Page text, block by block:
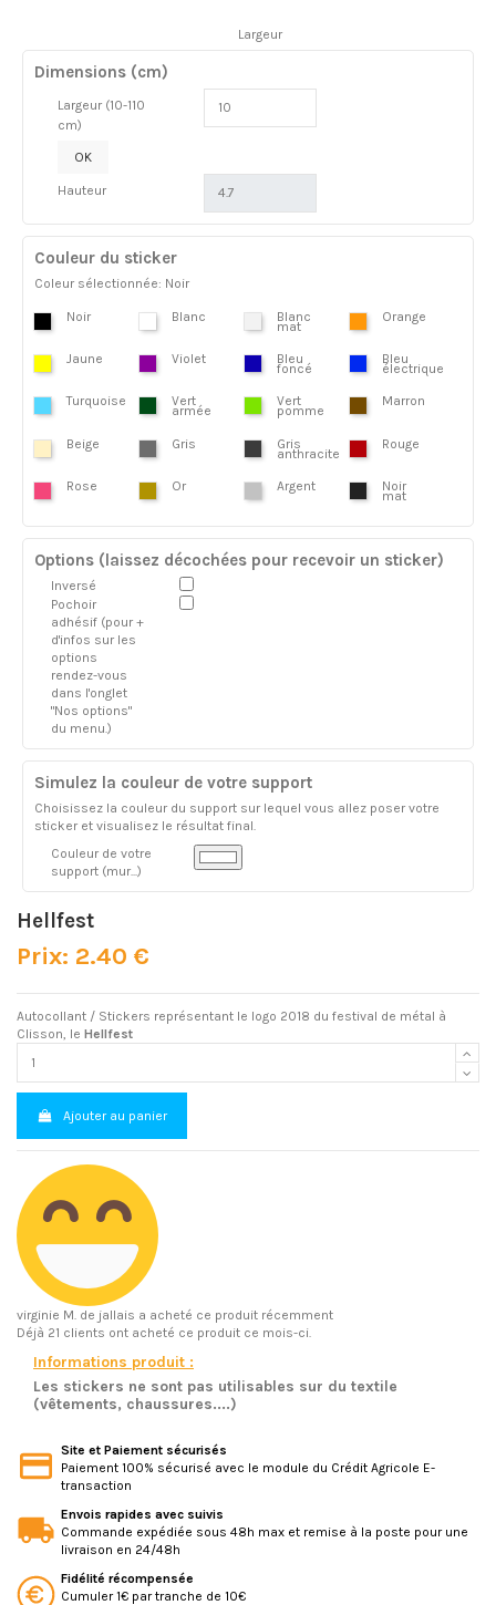
Largeur
Dimensions (cm)
Largeur (10-110
cm)
OK
Hauteur
Couleur du sticker
Coleur sélectionnée: Noir
Noir Blanc Blanc
mat
Orange
Jaune Violet Bleu
foncé
Bleu
électrique
Turquoise Vert
armée
Vert
pomme
Marron
Beige Gris Gris
anthracite
Rouge
Rose Or Argent Noir
mat
Options (laissez décochées pour recevoir un sticker)
Inversé
Pochoir
adhésif (pour +
d'infos sur les
options
rendez-vous
dans l'onglet
"Nos options"
du menu.)
Simulez la couleur de votre support
Choisissez la couleur du support sur lequel vous allez poser votre
sticker et visualisez le résultat final.
Couleur de votre
support (mur...)
Hellfest
Prix: 2.40 €
Autocollant / Stickers représentant le logo 2018 du festival de métal à
Clisson, le Hellfest
Ajouter au panier
virginie M. de jallais a acheté ce produit récemment
Déjà 21 clients ont acheté ce produit ce mois-ci.
Informations produit :
Les stickers ne sont pas utilisables sur du textile
(vêtements, chaussures....)
Site et Paiement sécurisés
Paiement 100% sécurisé avec le module du Crédit Agricole E-
transaction
Envois rapides avec suivis
Commande expédiée sous 48h max et remise à la poste pour une
livraison en 24/48h
Fidélité récompensée
Cumuler 1€ par tranche de 10€